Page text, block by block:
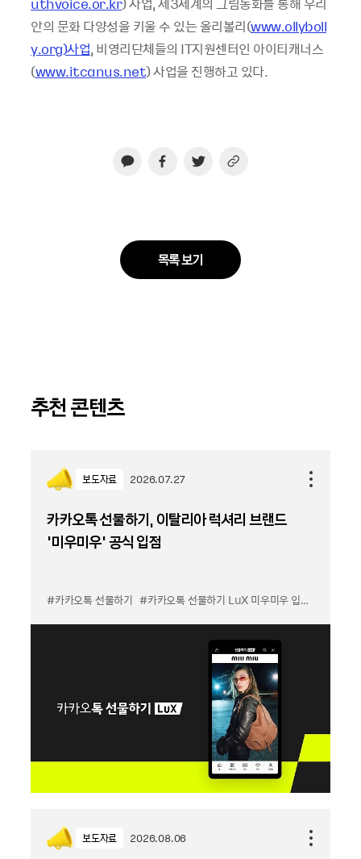
안의 문화 다양성을 키울 수 있는 올리볼리(www.ollyboll
y.org)사업, 비영리단체들의 IT지원센터인 아이티캐너스
(www.itcanus.net) 사업을 진행하고 있다.
목록 보기
추천 콘텐츠
보도자료 2026.07.27
카카오톡 선물하기, 이탈리아 럭셔리 브랜드
'미우미우' 공식 입점
#카카오톡 선물하기 #카카오톡 선물하기 LuX 미우미우 입점
보도자료 2026.08.06